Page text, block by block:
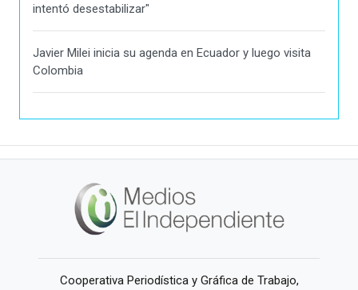
intentó desestabilizar"
Javier Milei inicia su agenda en Ecuador y luego visita
Colombia
Cooperativa Periodística y Gráfica de Trabajo,